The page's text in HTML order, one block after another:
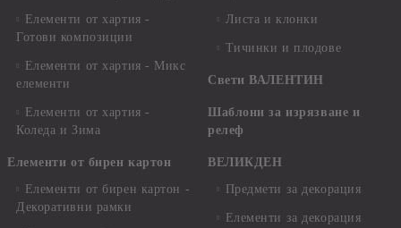
Елементи от хартия -
Готови композиции
Елементи от хартия - Микс
елементи
Елементи от хартия -
Коледа и Зима
Елементи от бирен картон
Елементи от бирен картон -
Декоративни рамки
Листа и клонки
Тичинки и плодове
Свети ВАЛЕНТИН
Шаблони за изрязване и
релеф
ВЕЛИКДЕН
Предмети за декорация
Елементи за декорация